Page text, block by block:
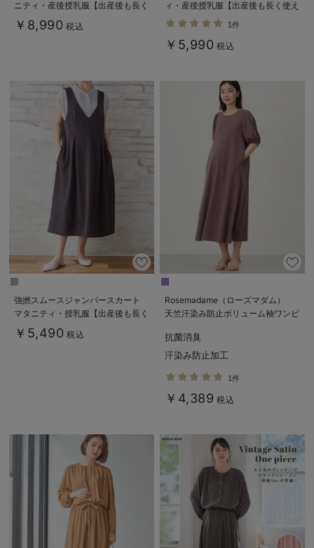
ニティ・産後授乳服【出産後も長く
使える】
￥8,990 税込
ィ・産後授乳服【出産後も長く使え
る】
1件
￥5,990 税込
強撚スムースジャンパースカート
マタニティ・授乳服【出産後も長く
使える】
￥5,490 税込
Rosemadame（ローズマダム）
天竺汗染み防止ボリューム袖ワンピ
産後も長く使える】
抗菌消臭
汗染み防止加工
1件
￥4,389 税込